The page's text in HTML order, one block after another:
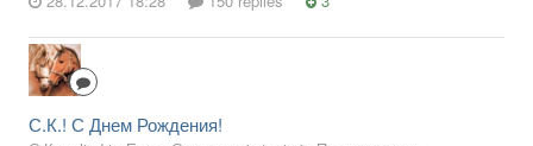
С.К.! С Днем Рождения!